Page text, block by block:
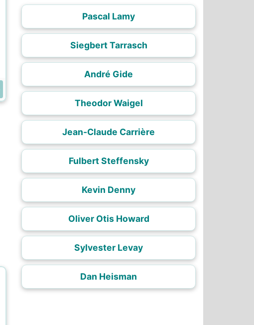
Pascal Lamy
Siegbert Tarrasch
André Gide
Theodor Waigel
Jean-Claude Carrière
Fulbert Steffensky
Kevin Denny
Oliver Otis Howard
Sylvester Levay
Dan Heisman